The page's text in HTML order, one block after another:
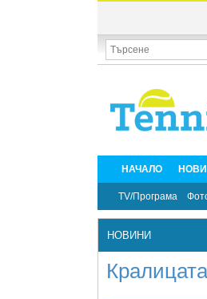
НАЧАЛО
TV/Програма
НОВИНИ